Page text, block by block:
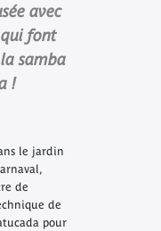
avec
qui font
samba
!
le jardin
de
de
pour